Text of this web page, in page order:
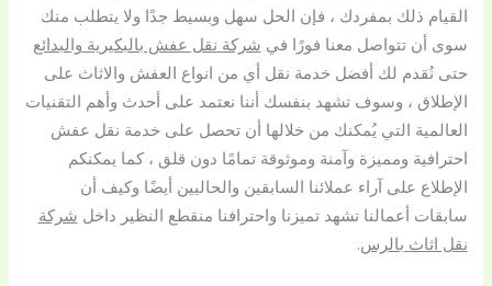
القيام ذلك بمفردك ، فإن الحل سهل وبسيط جدًا ولا يتطلب منك
سوى أن تتواصل معنا فورًا في شركة نقل عفش بالبكيرية والبدائع
حتى نُقدم لك أفضل خدمة نقل أي من انواع العفش والاثاث على
الإطلاق ، وسوف تشهد بنفسك أننا نعتمد على أحدث وأهم التقنيات
العالمية التي يُمكنك من خلالها أن تحصل على خدمة نقل عفش
احترافية ومميزة وآمنة وموثوقة تمامًا دون قلق ، كما يمكنكم
الإطلاع على آراء عملائنا السابقين والحاليين أيضًا وكيف أن
سابقات أعمالنا تشهد تميزنا واحترافنا منقطع النظير داخل شركة
نقل اثاث بالرس.